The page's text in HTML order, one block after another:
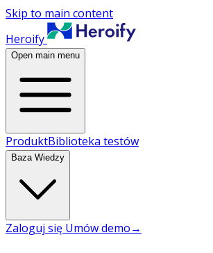
Skip to main content
Heroify
Open main menu
ProduktBiblioteka testów
Baza Wiedzy
Zaloguj się Umów demo→